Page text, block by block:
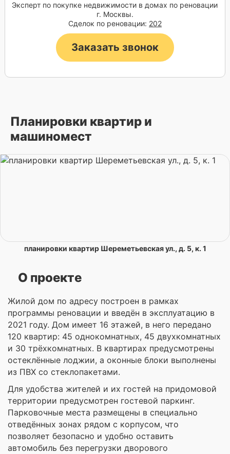
Эксперт по покупке недвижимости в домах по реновации
г. Москвы.
Сделок по реновации: 202
Заказать звонок
Планировки квартир и
машиномест
планировки квартир Шереметьевская ул., д. 5, к. 1
О проекте
Жилой дом по адресу построен в рамках
программы реновации и введён в эксплуатацию в
2021 году. Дом имеет 16 этажей, в него передано
120 квартир: 45 однокомнатных, 45 двухкомнатных
и 30 трёхкомнатных. В квартирах предусмотрены
остеклённые лоджии, а оконные блоки выполнены
из ПВХ со стеклопакетами.
Для удобства жителей и их гостей на придомовой
территории предусмотрен гостевой паркинг.
Парковочные места размещены в специально
отведённых зонах рядом с корпусом, что
позволяет безопасно и удобно оставить
автомобиль без перегрузки дворового